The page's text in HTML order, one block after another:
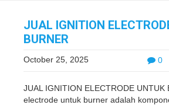
JUAL IGNITION
BURNER
0
October 25, 2025
JUAL IGNITION ELECTRODE UNTUK
electrode untuk burner adalah